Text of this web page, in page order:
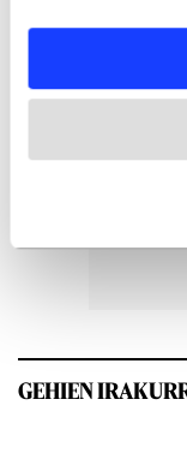
and set your
fitxategiak
esplizitua ematen
GEHIEN